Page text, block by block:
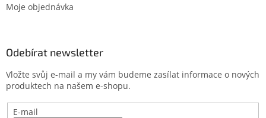
Moje objednávka
Odebírat newsletter
Vložte svůj e-mail a my vám budeme zasílat informace o nových
produktech na našem e-shopu.
E-mail